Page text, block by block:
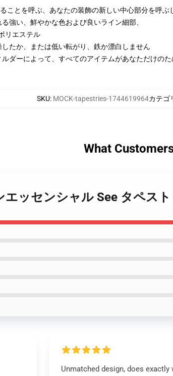
ことを呼ぶ、あなたの装飾の新しい中心部分を呼ぶ
強い、鮮やかな色および良いライン細部、
リエステル
たか、または低い転がり、鉄か漂白しません
ダーによって、すべてのアイテムがあなただけの
SKU: MOCK-tapestries-1744619964カテゴ
What
エッセンシャル See タペス
Unmatched design, does exactly